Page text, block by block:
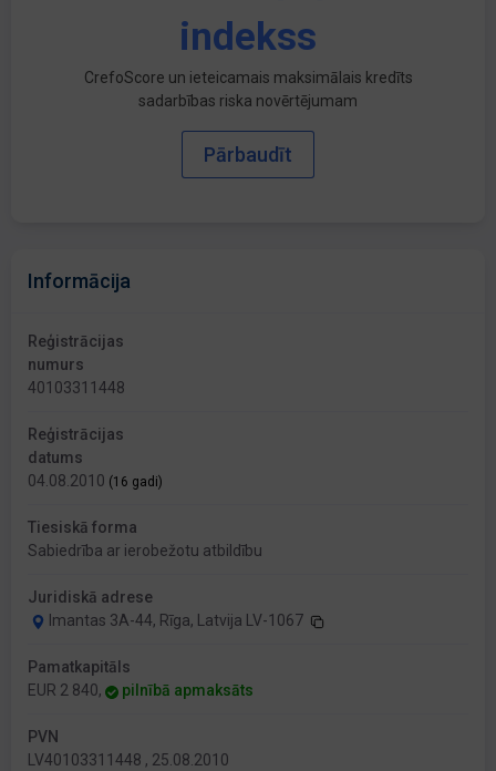
indekss
CrefoScore un ieteicamais maksimālais kredīts
sadarbības riska novērtējumam
Pārbaudīt
Informācija
Reģistrācijas
numurs
40103311448
Reģistrācijas
datums
04.08.2010 (16 gadi)
Tiesiskā forma
Sabiedrība ar ierobežotu atbildību
Juridiskā adrese
Imantas 3A-44, Rīga, Latvija LV-1067
Pamatkapitāls
EUR 2 840,
pilnībā apmaksāts
PVN
LV40103311448 , 25.08.2010